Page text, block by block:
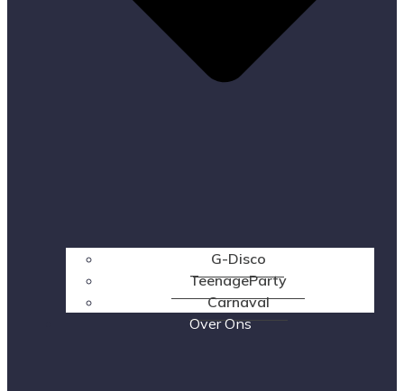
G-Disco
TeenageParty
Carnaval
Over Ons